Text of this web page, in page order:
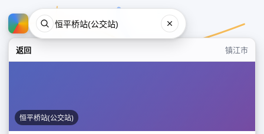
返回 镇江市
恒平桥站(公交站)